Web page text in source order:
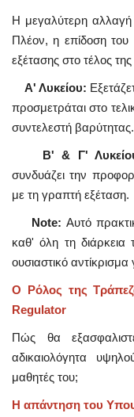
Η μεγαλύτερη αλλαγή
Πλέον, η επίδοση του
εξέτασης στο τέλος
Α' Λυκείου:
προσμετράται στο
συντελεστή βαρύτητας.
Β' & Γ'
συνδυάζει την
με τη γραπτή εξέταση.
Note: Αυτό
καθ' όλη τη διάρκεια
ουσιαστικό
Ο Ρόλος της
Regulator
Πώς θα
αδικαιολόγητα
μαθητές του;
Η απάντηση του